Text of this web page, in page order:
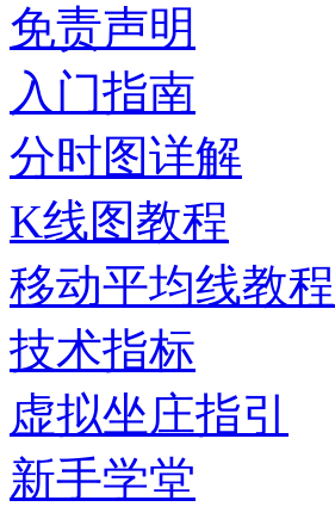
免责声明
入门指南
分时图详解
K线图教程
移动平均线教程
技术指标
虚拟坐庄指引
新手学堂